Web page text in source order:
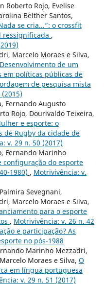
Roberto Rojo, Evelise
Belther Santos,
se cria...”: o crossfit
ressignificada ,
Marcelo Moraes e Silva,
Desenvolvimento de um
em políticas públicas de
de pesquisa mista
Fernando Augusto
Rojo, Dourivaldo Teixeira,
e esporte: o
de Rugby da cidade de
v. 29 n. 50 (2017)
Fernando Marinho
configuração do esporte
1980) , Motrivivência: v.
Sevegnani,
Marcelo Moraes e Silva,
para o esporte
, Motrivivência: v. 26 n. 42
e participação? As
no pós-1988
Marinho Mezzadri,
Moraes e Silva, O
em língua portuguesa
v. 29 n. 51 (2017)